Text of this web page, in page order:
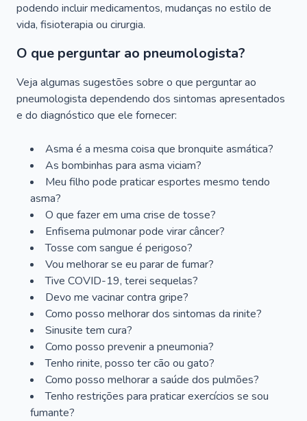
podendo incluir medicamentos, mudanças no estilo de
vida, fisioterapia ou cirurgia.
O que perguntar ao pneumologista?
Veja algumas sugestões sobre o que perguntar ao
pneumologista dependendo dos sintomas apresentados
e do diagnóstico que ele fornecer:
Asma é a mesma coisa que bronquite asmática?
As bombinhas para asma viciam?
Meu filho pode praticar esportes mesmo tendo
asma?
O que fazer em uma crise de tosse?
Enfisema pulmonar pode virar câncer?
Tosse com sangue é perigoso?
Vou melhorar se eu parar de fumar?
Tive COVID-19, terei sequelas?
Devo me vacinar contra gripe?
Como posso melhorar dos sintomas da rinite?
Sinusite tem cura?
Como posso prevenir a pneumonia?
Tenho rinite, posso ter cão ou gato?
Como posso melhorar a saúde dos pulmões?
Tenho restrições para praticar exercícios se sou
fumante?